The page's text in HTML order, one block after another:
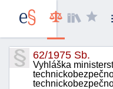
62/1975 Sb.
Vyhláška